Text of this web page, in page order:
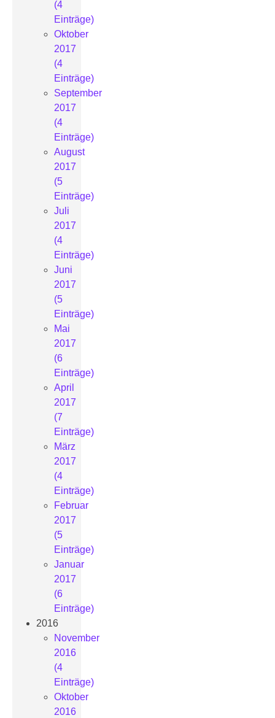
(4
Einträge)
Oktober
2017
(4
Einträge)
September
2017
(4
Einträge)
August
2017
(5
Einträge)
Juli
2017
(4
Einträge)
Juni
2017
(5
Einträge)
Mai
2017
(6
Einträge)
April
2017
(7
Einträge)
März
2017
(4
Einträge)
Februar
2017
(5
Einträge)
Januar
2017
(6
Einträge)
2016
November
2016
(4
Einträge)
Oktober
2016